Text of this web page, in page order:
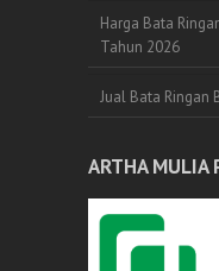
Harga Bata
Tahun 2026
Jual Bata Ringan
ARTHA MULIA